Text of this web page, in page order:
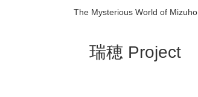
The Mysterious World of Mizuho
瑞穂 Project